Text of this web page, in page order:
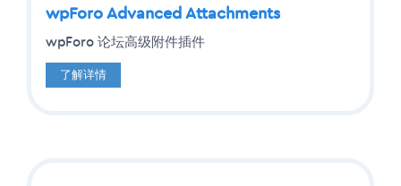
wpForo Advanced Attachments
wpForo 论坛高级附件插件
了解详情